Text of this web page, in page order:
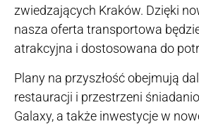
zwiedzających Kraków. Dzięki
nasza oferta transportowa
atrakcyjna i dostosowana do
Plany na przyszłość obejmują
restauracji i przestrzeni
Galaxy, a także inwestycje w